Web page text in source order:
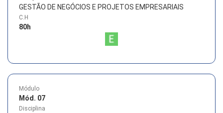
GESTÃO DE NEGÓCIOS E PROJETOS EMPRESARIAIS
C.H
80h
Módulo
Mód. 07
Disciplina